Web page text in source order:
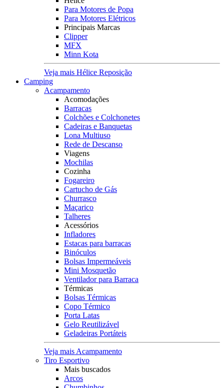
Para Motores de Popa
Para Motores Elétricos
Principais Marcas
Clipper
MFX
Minn Kota
Veja mais Hélice Reposição
Camping
Acampamento
Acomodações
Barracas
Colchões e Colchonetes
Cadeiras e Banquetas
Lona Multiuso
Rede de Descanso
Viagens
Mochilas
Cozinha
Fogareiro
Cartucho de Gás
Churrasco
Maçarico
Talheres
Acessórios
Infladores
Estacas para barracas
Binóculos
Bolsas Impermeáveis
Mini Mosquetão
Ventilador para Barraca
Térmicas
Bolsas Térmicas
Copo Térmico
Porta Latas
Gelo Reutilizável
Geladeiras Portáteis
Veja mais Acampamento
Tiro Esportivo
Mais buscados
Arcos